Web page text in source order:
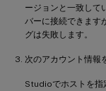
ージョンと一致して
バーに接続できます
グは失敗します。
次のアカウント情報
Studioでホストを指